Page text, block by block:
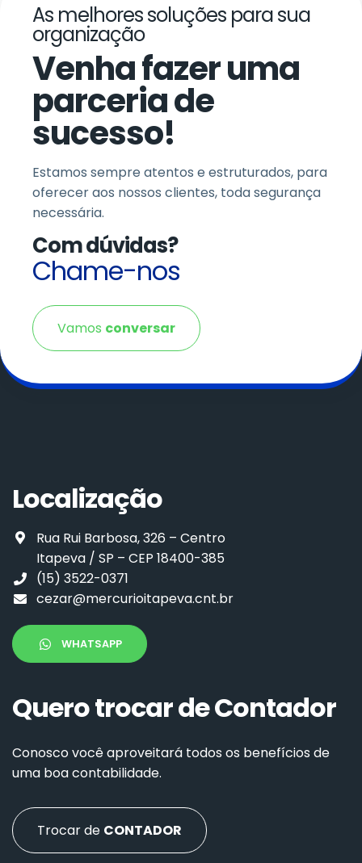
As melhores soluções para sua
organização
Venha fazer uma
parceria de
sucesso!
Estamos sempre atentos e estruturados, para
oferecer aos nossos clientes, toda segurança
necessária.
Com dúvidas?
Chame-nos
Vamos conversar
Localização
Rua Rui Barbosa, 326 – Centro
Itapeva / SP – CEP 18400-385
(15) 3522-0371
cezar@mercurioitapeva.cnt.br
WHATSAPP
Quero trocar de Contador
Conosco você aproveitará todos os benefícios de
uma boa contabilidade.
Trocar de CONTADOR